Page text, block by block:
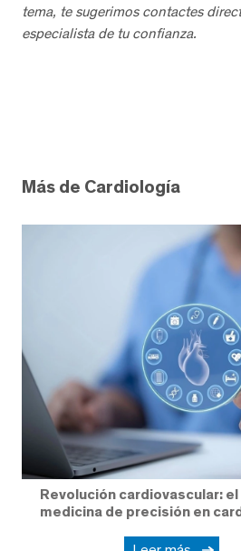
tema, te sugerimos contactes
especialista de tu confianza.
Más de Cardiología
Revolución cardiovascular:
medicina de precisión en